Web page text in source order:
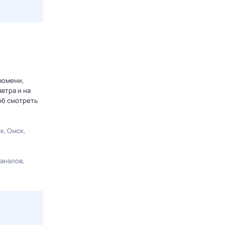
и на
смотреть
Омск